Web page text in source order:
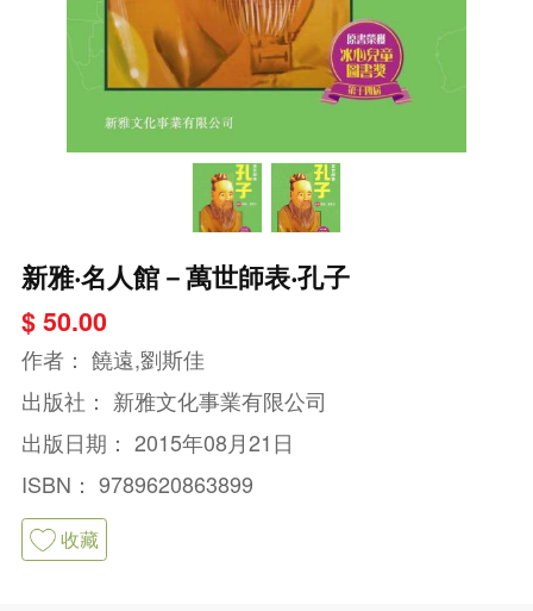
新雅‧名人館－萬世師表‧孔子
$ 50.00
作者： 饒遠,劉斯佳
出版社： 新雅文化事業有限公司
出版日期： 2015年08月21日
ISBN： 9789620863899
收藏